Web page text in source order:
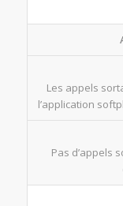
Les appels
l’application
Pas d’appels